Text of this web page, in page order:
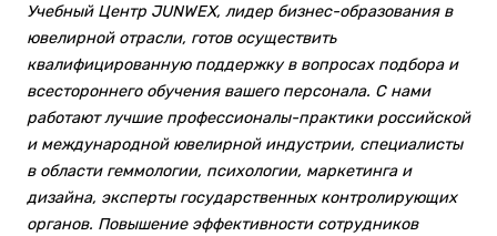
Учебный Центр JUNWEX, лидер бизнес-образования в
ювелирной отрасли, готов осуществить
квалифицированную поддержку в вопросах подбора и
всестороннего обучения вашего персонала. С нами
работают лучшие профессионалы-практики российской
и международной ювелирной индустрии, специалисты
в области геммологии, психологии, маркетинга и
дизайна, эксперты государственных контролирующих
органов. Повышение эффективности сотрудников